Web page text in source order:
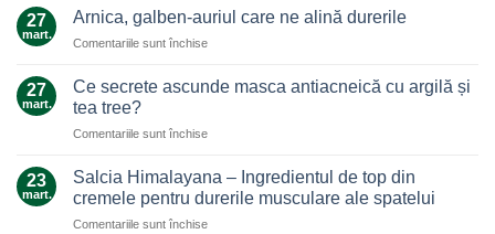
de
Un
de
nu
lasă
la…
27
mart.
Arnica, galben-auriul care ne alină durerile
Comentariile sunt închisepentru
galben-
ne
durerile
27
mart.
Ce secrete ascunde masca antiacneică cu argilă și
tea tree?
Comentariile sunt închisepentru
secrete
ascunde
masca
antiacneică
23
mart.
Salcia Himalayana – Ingredientul de top din
cremele pentru durerile musculare ale spatelui
Comentariile sunt închisepentru